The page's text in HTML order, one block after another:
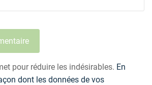
pour réduire les indésirables. En
dont les données de vos